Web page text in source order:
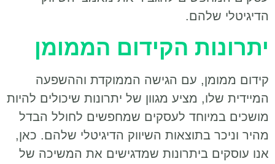
הדיגיטלי שלהם.
יתרונות הקידום הממומן
קידום ממומן, עם הגישה הממוקדת וההשפעה
המיידית שלו, מציע מגוון של יתרונות שיכולים להיות
מושכים במיוחד לעסקים שמחפשים לחולל הבדל
מהיר וניכר בתוצאות השיווק הדיגיטלי שלהם. כאן,
אנו עוסקים ביתרונות שמדגישים את המשיכה של